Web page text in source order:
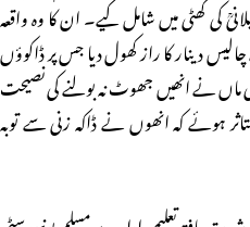
کی گھٹی میں شامل کیے۔ ان کا وہ واقعہ
دینار کا راز کھول دیا جس پر ڈاکوؤں
ماں نے انھیں جھوٹ نہ بولنے کی نصیحت
ہوئے کہ انھوں نے ڈاکہ زنی سے توبہ